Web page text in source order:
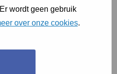
wordt geen gebruik
over onze cookies.